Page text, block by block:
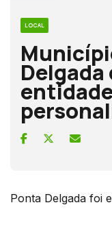
LOCAL
Ponta Delgada foi